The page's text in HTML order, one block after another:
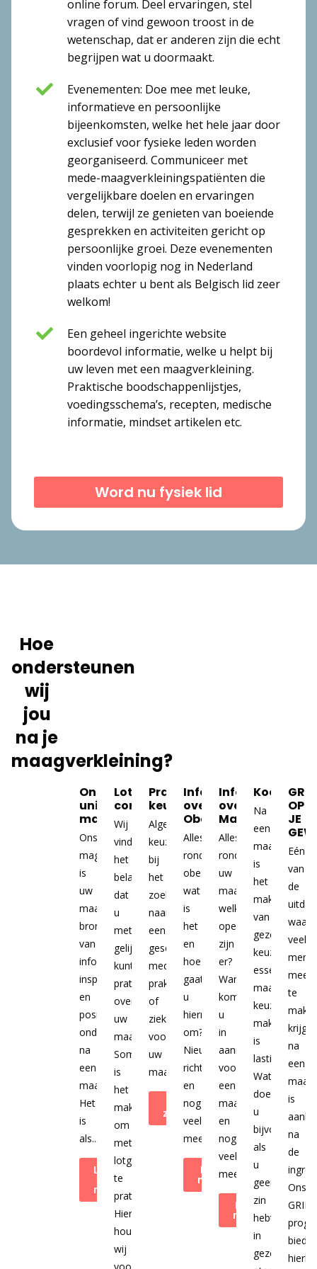
online forum. Deel ervaringen, stel
vragen of vind gewoon troost in de
wetenschap, dat er anderen zijn die echt
begrijpen wat u doormaakt.
Evenementen: Doe mee met leuke,
informatieve en persoonlijke
bijeenkomsten, welke het hele jaar door
exclusief voor fysieke leden worden
georganiseerd. Communiceer met
mede-maagverkleiningspatiënten die
vergelijkbare doelen en ervaringen
delen, terwijl ze genieten van boeiende
gesprekken en activiteiten gericht op
persoonlijke groei. Deze evenementen
vinden voorlopig nog in Nederland
plaats echter u bent als Belgisch lid zeer
welkom!
Een geheel ingerichte website
boordevol informatie, welke u helpt bij
uw leven met een maagverkleining.
Praktische boodschappenlijstjes,
voedingsschema’s, recepten, medische
informatie, mindset artikelen etc.
Word nu fysiek lid
Hoe
ondersteunen
wij
jou
na je
maagverkleining?
Ons
unieke
magazine
Ons
magazine
is
uw
maandelijkse
bron
van
informatie,
inspiratie
en
positieve
ondersteuning
na
een
maagverkleiningsoperatie.
Het
is
als...
Lees meer
over ons
magazine
Lotgenoten
contact
Wij
vinden
het
belangrijk
dat
u
met
gelijkgestemden
kunt
praten
over
uw
maagverkleining.
Soms
is
het
makkelijker
om
met
lotgenoten
te
praten.
Hiervoor
houden
wij
voor
Praktische
keuzehulp
Algemene
keuzehulp
bij
het
zoeken
naar
een
geschikte
medische
praktijk
of
ziekenhuis
voor
uw
maagverkleining.
Bekijk de
ziekenhuizen
Info
over
Obesitas
Alles
rondom
obesitas,
wat
is
het
en
hoe
gaat
u
hiermee
om?
Nieuwe
richtlijnen
en
nog
veel
meer.
Leer
meer
Info
over
Alles
rondom
uw
maagverkleining,
welke
operaties
zijn
er?
Wanneer
komt
u
in
aanmerking
voor
een
maagverkleining
en
nog
veel
meer.
Leer
meer
Na
een
is
het
maken
van
gezonde
keuzes
essentieel,
maar
keuzes
maken
is
lastig.
Wat
doet
u
bijvoorbeeld
als
u
geen
zin
hebt
in
gezond
GRIP
OP
JE
Eén
van
de
waar
veel
mee
te
na
een
is
na
de
Ons
biedt
hierbij